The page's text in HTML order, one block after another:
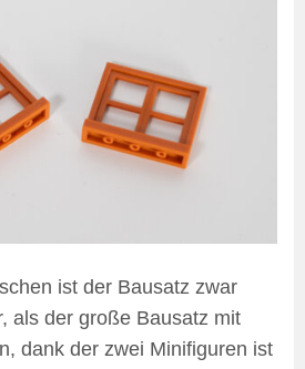
ist der Bausatz zwar
als der große Bausatz mit
dank der zwei Minifiguren ist